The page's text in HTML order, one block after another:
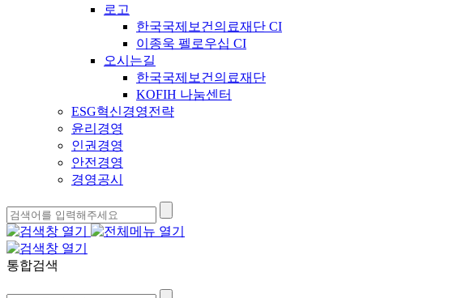
로고
한국국제보건의료재단 CI
이종욱 펠로우십 CI
오시는길
한국국제보건의료재단
KOFIH 나눔센터
ESG혁신경영전략
윤리경영
인권경영
안전경영
경영공시
통합검색